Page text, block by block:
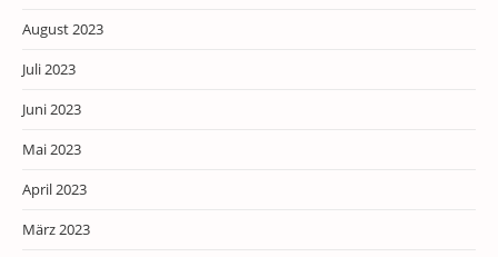
August 2023
Juli 2023
Juni 2023
Mai 2023
April 2023
März 2023